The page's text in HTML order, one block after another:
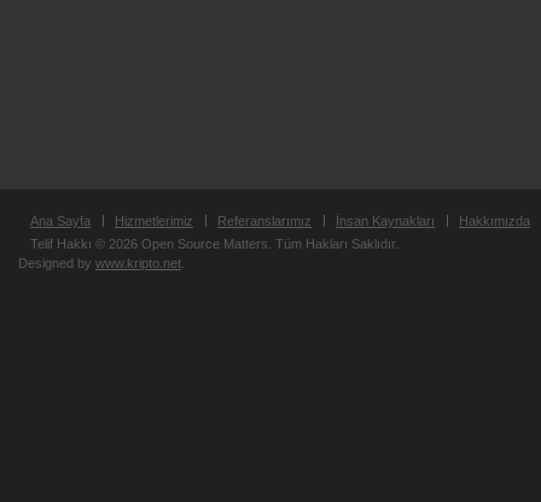
Ana Sayfa Hizmetlerimiz Referanslarımız İnsan Kaynakları
Hakkımızda
Telif Hakkı © 2026 Open Source Matters. Tüm Hakları Saklıdır.
Designed by www.kripto.net